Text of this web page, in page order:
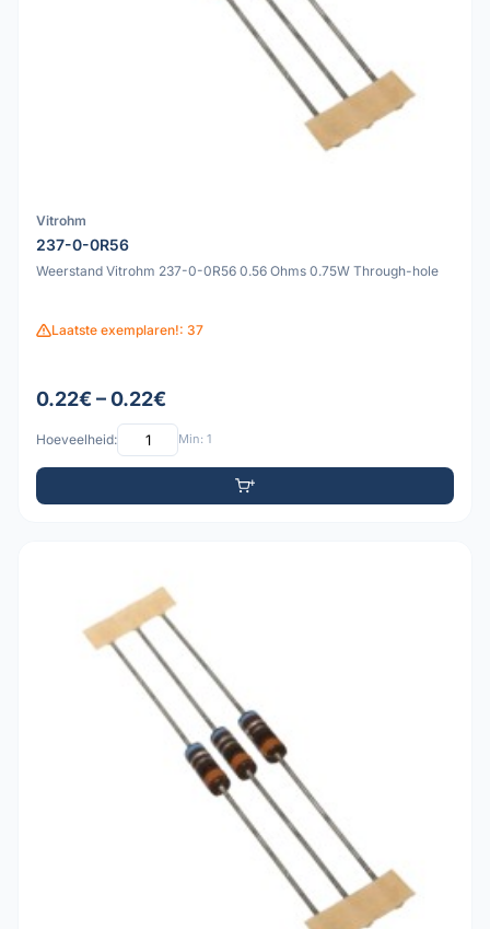
Vitrohm
237-0-0R56
Weerstand Vitrohm 237-0-0R56 0.56 Ohms 0.75W Through-hole
Laatste exemplaren!: 37
0.22€ – 0.22€
Hoeveelheid: Min: 1